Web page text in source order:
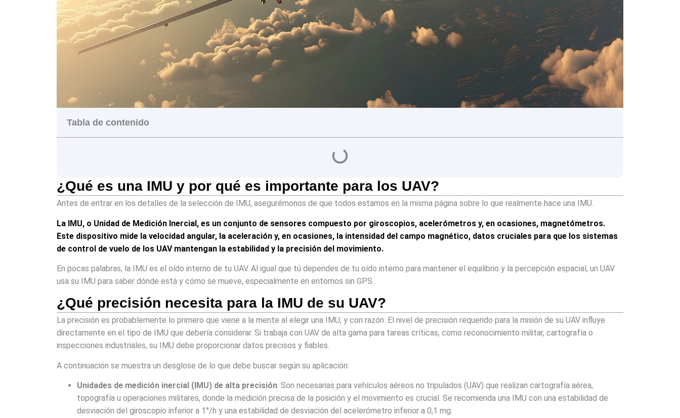
Tabla de contenido
¿Qué es una IMU y por qué es importante para los UAV?
Antes de entrar en los detalles de la selección de IMU, asegurémonos de que todos estamos en la misma página sobre lo que realmente hace una IMU.
La IMU, o Unidad de Medición Inercial, es un conjunto de sensores compuesto por giroscopios, acelerómetros y, en ocasiones, magnetómetros.
Este dispositivo mide la velocidad angular, la aceleración y, en ocasiones, la intensidad del campo magnético, datos cruciales para que los sistemas
de control de vuelo de los UAV mantengan la estabilidad y la precisión del movimiento.
En pocas palabras, la IMU es el oído interno de tu UAV. Al igual que tú dependes de tu oído interno para mantener el equilibrio y la percepción espacial, un UAV
usa su IMU para saber dónde está y cómo se mueve, especialmente en entornos sin GPS.
¿Qué precisión necesita para la IMU de su UAV?
La precisión es probablemente lo primero que viene a la mente al elegir una IMU, y con razón. El nivel de precisión requerido para la misión de su UAV influye
directamente en el tipo de IMU que debería considerar. Si trabaja con UAV de alta gama para tareas críticas, como reconocimiento militar, cartografía o
inspecciones industriales, su IMU debe proporcionar datos precisos y fiables.
A continuación se muestra un desglose de lo que debe buscar según su aplicación:
Unidades de medición inercial (IMU) de alta precisión: Son necesarias para vehículos aéreos no tripulados (UAV) que realizan cartografía aérea,
topografía u operaciones militares, donde la medición precisa de la posición y el movimiento es crucial. Se recomienda una IMU con una estabilidad de
desviación del giroscopio inferior a 1°/h y una estabilidad de desviación del acelerómetro inferior a 0,1 mg.